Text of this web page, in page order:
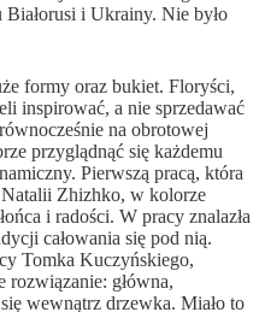
i Ukrainy. Nie było
formy oraz bukiet. Floryści,
inspirować, a nie sprzedawać
na obrotowej
przyglądnąć się każdemu
Pierwszą pracą, która
Natalii Zhizhko, w kolorze
i radości. W pracy znalazła
całowania się pod nią.
Tomka Kuczyńskiego,
rozwiązanie: główna,
wewnątrz drzewka. Miało to